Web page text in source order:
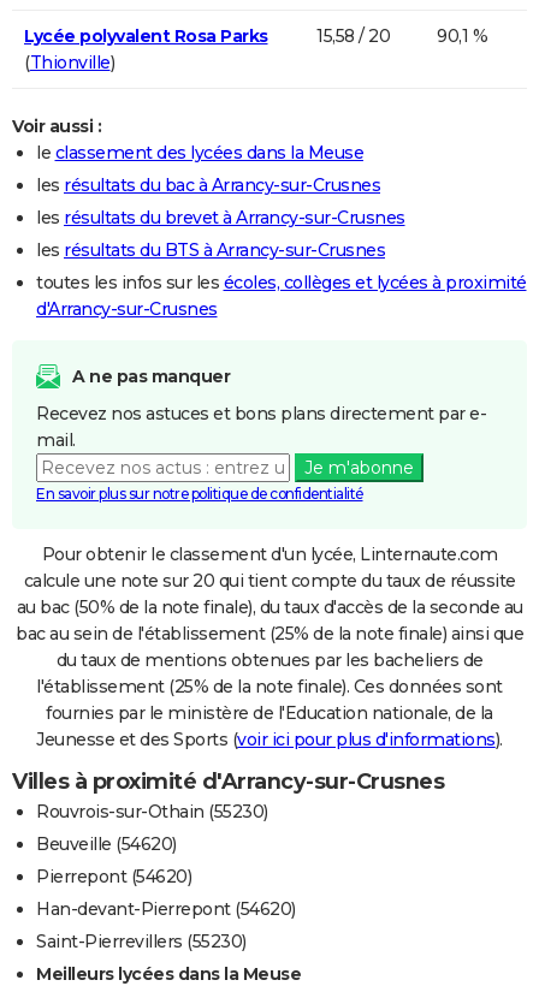
Lycée polyvalent Rosa Parks
(Thionville)
15,58 / 20 90,1 %
Voir aussi :
le classement des lycées dans la Meuse
les résultats du bac à Arrancy-sur-Crusnes
les résultats du brevet à Arrancy-sur-Crusnes
les résultats du BTS à Arrancy-sur-Crusnes
toutes les infos sur les écoles, collèges et lycées à proximité
d'Arrancy-sur-Crusnes
A ne pas manquer
Recevez nos astuces et bons plans directement par e-
mail.
Je m'abonne
En savoir plus sur notre politique de confidentialité
Pour obtenir le classement d'un lycée, Linternaute.com
calcule une note sur 20 qui tient compte du taux de réussite
au bac (50% de la note finale), du taux d'accès de la seconde au
bac au sein de l'établissement (25% de la note finale) ainsi que
du taux de mentions obtenues par les bacheliers de
l'établissement (25% de la note finale). Ces données sont
fournies par le ministère de l'Education nationale, de la
Jeunesse et des Sports (voir ici pour plus d'informations).
Villes à proximité d'Arrancy-sur-Crusnes
Rouvrois-sur-Othain (55230)
Beuveille (54620)
Pierrepont (54620)
Han-devant-Pierrepont (54620)
Saint-Pierrevillers (55230)
Meilleurs lycées dans la Meuse